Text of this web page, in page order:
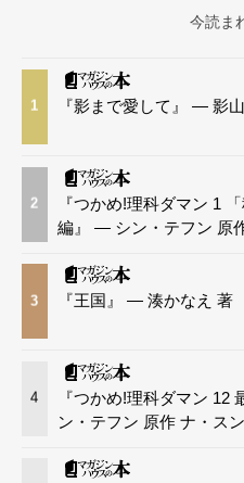
今読ま
1 『影まで愛して』 — 影
2
『つかめ!理科ダマン 1
編』 — シン・テフン 原
3 『王国』 — 湊かなえ 著
4
『つかめ!理科ダマン
ン・テフン 原作 ナ・ス